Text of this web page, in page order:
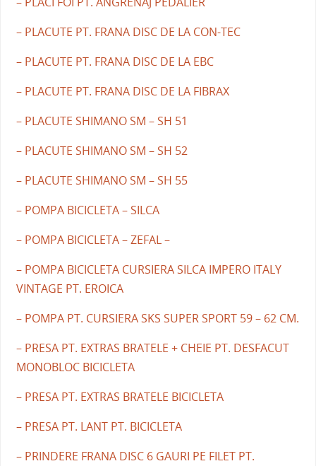
– PLACUTE PT. FRANA DISC DE LA CON-TEC
– PLACUTE PT. FRANA DISC DE LA EBC
– PLACUTE PT. FRANA DISC DE LA FIBRAX
– PLACUTE SHIMANO SM – SH 51
– PLACUTE SHIMANO SM – SH 52
– PLACUTE SHIMANO SM – SH 55
– POMPA BICICLETA – SILCA
– POMPA BICICLETA – ZEFAL –
– POMPA BICICLETA CURSIERA SILCA IMPERO ITALY
VINTAGE PT. EROICA
– POMPA PT. CURSIERA SKS SUPER SPORT 59 – 62 CM.
– PRESA PT. EXTRAS BRATELE + CHEIE PT. DESFACUT
MONOBLOC BICICLETA
– PRESA PT. EXTRAS BRATELE BICICLETA
– PRESA PT. LANT PT. BICICLETA
– PRINDERE FRANA DISC 6 GAURI PE FILET PT.